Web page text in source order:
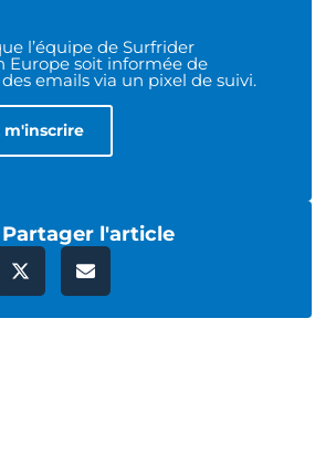
l’équipe de Surfrider
Europe soit informée de
emails via un pixel de suivi.
Partager l'article